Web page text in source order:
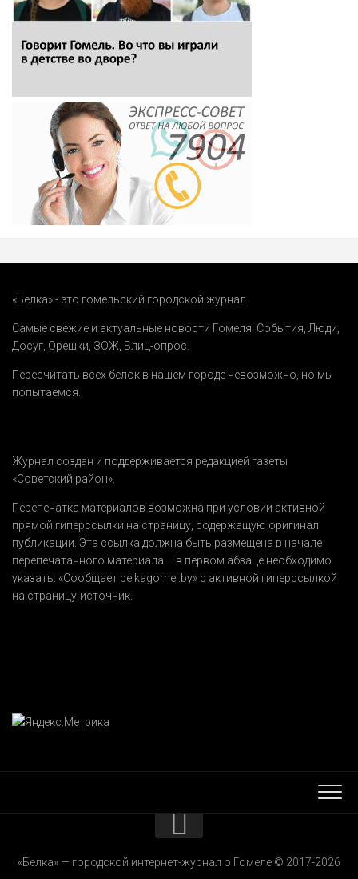
«Белка» - это гомельский городской журнал.
Самые свежие и актуальные новости Гомеля. События Люди
Досуг Орешки ЗОЖ Блиц-опрос
Пересчитать всех белок в нашем городе невозможно, но мы
попытаемся.
Журнал создан и поддерживается редакцией газеты
«Советский район».
Перепечатка материалов возможна при условии активной
прямой гиперссылки на страницу, содержащую оригинал
публикации. Эта ссылка должна быть размещена в начале
перепечатанного материала – в первом абзаце необходимо
указать: «Сообщает belkagomel.by» с активной гиперссылкой
на страницу-источник.
РЕКЛАМОДАТЕЛЯМ
«Белка» — городской интернет-журнал о Гомеле © 2017-2026